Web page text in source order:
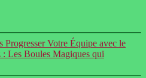
Progresser Votre Équipe avec le
: Les Boules Magiques qui